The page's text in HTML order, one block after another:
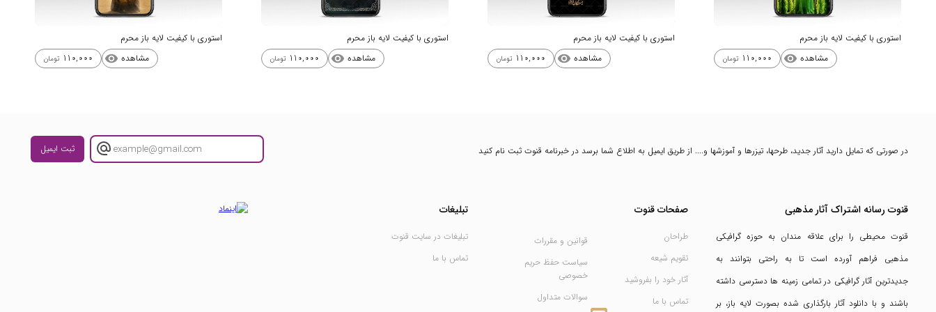
استوری با کیفیت لایه باز محرم
مشاهده visibility
110,000 تومان
استوری با کیفیت لایه باز محرم
مشاهده visibility
110,000 تومان
استوری با کیفیت لایه باز محرم
مشاهده visibility
110,000 تومان
استوری با کیفیت لایه باز محرم
مشاهده visibility
110,000 تومان
در صورتی که تمایل دارید آثار جدید، طرحها، تیزرها و آموزشها و.... از طریق ایمیل به اطلاع شما برسد در خبرنامه قنوت ثبت نام کنید ثبت ایمیل
قنوت رسانه اشتراک آثار مذهبی
قنوت محیطی را برای علاقه مندان به حوزه گرافیکی
مذهبی فراهم آورده است تا به راحتی بتوانند به
جدیدترین آثار گرافیکی در تمامی زمینه ها دسترسی داشته
باشند و با دانلود آثار بارگذاری شده بصورت لایه باز، بر
صفحات قنوت
طراحان
تقویم شیعه
آثار خود را بفروشید
تماس با ما
قوانین و مقررات
سیاست حفظ حریم
خصوصی
سوالات متداول
تبلیغات
تبلیغات در سایت قنوت
تماس با ما